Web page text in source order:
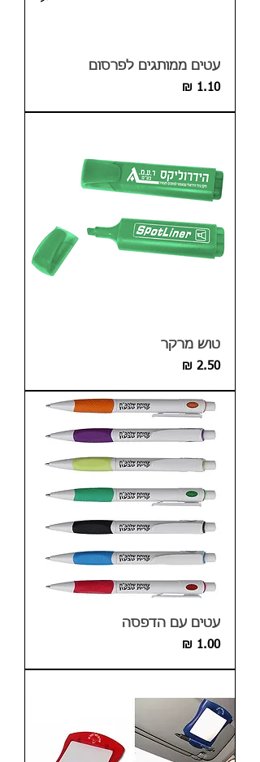
עטים ממותגים לפרסום
מחיר
טוש מרקר
מחיר
עטים עם הדפסה
מחיר